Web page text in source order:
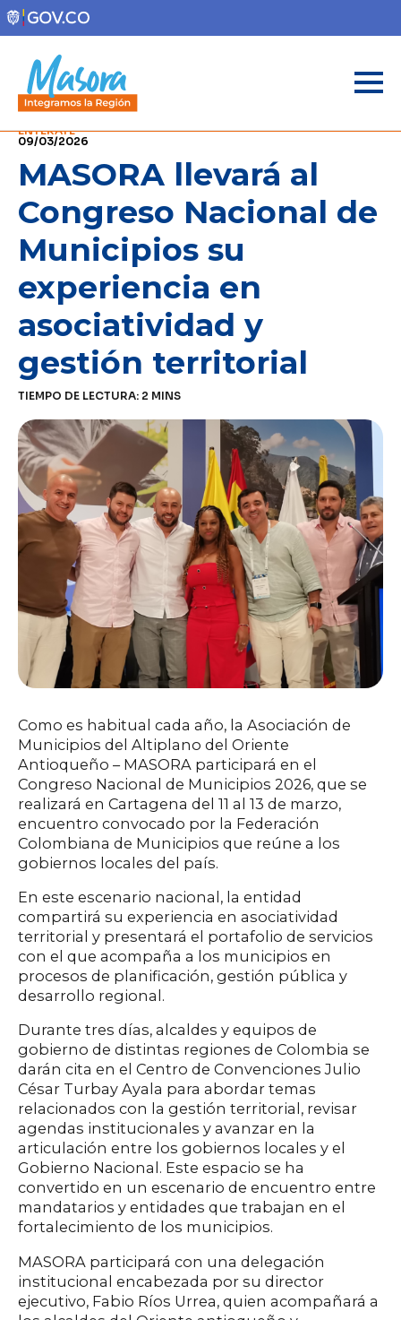
ENTÉRATE
09/03/2026
MASORA llevará al
Congreso Nacional de
Municipios su
experiencia en
asociatividad y
gestión territorial
TIEMPO DE LECTURA: 2 MINS
Como es habitual cada año, la Asociación de
Municipios del Altiplano del Oriente
Antioqueño – MASORA participará en el
Congreso Nacional de Municipios 2026, que se
realizará en Cartagena del 11 al 13 de marzo,
encuentro convocado por la Federación
Colombiana de Municipios que reúne a los
gobiernos locales del país.
En este escenario nacional, la entidad
compartirá su experiencia en asociatividad
territorial y presentará el portafolio de servicios
con el que acompaña a los municipios en
procesos de planificación, gestión pública y
desarrollo regional.
Durante tres días, alcaldes y equipos de
gobierno de distintas regiones de Colombia se
darán cita en el Centro de Convenciones Julio
César Turbay Ayala para abordar temas
relacionados con la gestión territorial, revisar
agendas institucionales y avanzar en la
articulación entre los gobiernos locales y el
Gobierno Nacional. Este espacio se ha
convertido en un escenario de encuentro entre
mandatarios y entidades que trabajan en el
fortalecimiento de los municipios.
MASORA participará con una delegación
institucional encabezada por su director
ejecutivo, Fabio Ríos Urrea, quien acompañará a